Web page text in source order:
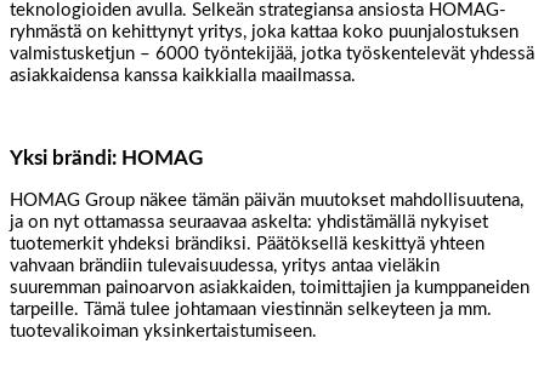
teknologioiden avulla. Selkeän strategiansa ansiosta HOMAG-
ryhmästä on kehittynyt yritys, joka kattaa koko puunjalostuksen
valmistusketjun – 6000 työntekijää, jotka työskentelevät yhdessä
asiakkaidensa kanssa kaikkialla maailmassa.
Yksi brändi: HOMAG
HOMAG Group näkee tämän päivän muutokset mahdollisuutena,
ja on nyt ottamassa seuraavaa askelta: yhdistämällä nykyiset
tuotemerkit yhdeksi brändiksi. Päätöksellä keskittyä yhteen
vahvaan brändiin tulevaisuudessa, yritys antaa vieläkin
suuremman painoarvon asiakkaiden, toimittajien ja kumppaneiden
tarpeille. Tämä tulee johtamaan viestinnän selkeyteen ja mm.
tuotevalikoiman yksinkertaistumiseen.